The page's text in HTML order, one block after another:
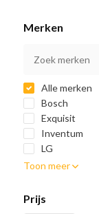
Merken
Alle merken
Bosch
Exquisit
Inventum
LG
Toon meer
Prijs